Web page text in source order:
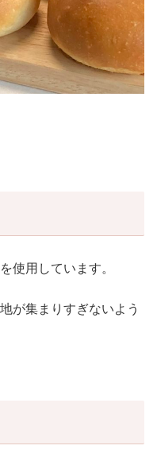
使用しています。
が集まりすぎないよう